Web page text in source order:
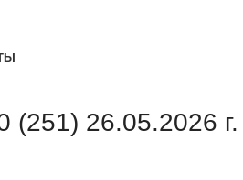
26.05.2026 г.